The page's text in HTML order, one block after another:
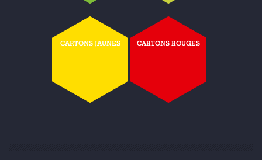
CARTONS JAUNES CARTONS ROUGES